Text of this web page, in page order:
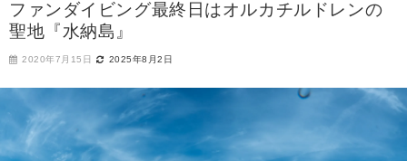
ファンダイビング最終日はオルカチルドレンの
聖地『水納島』
2020年7月15日 2025年8月2日